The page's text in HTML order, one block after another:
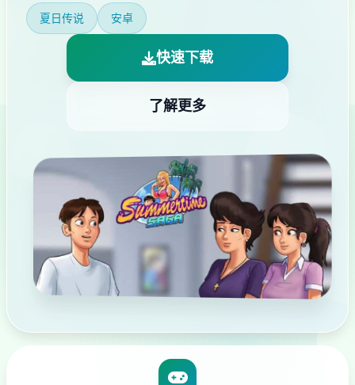
夏日传说 安卓
快速下载
了解更多